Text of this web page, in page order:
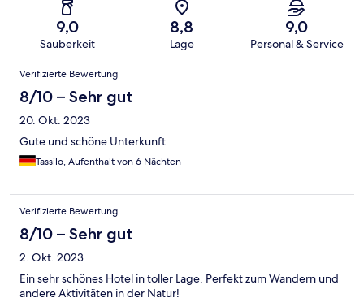
9,0
Sauberkeit
8,8
Lage
9,0
Personal & Service
Bewertungen
Verifizierte Bewertung
8/10 – Sehr gut
20. Okt. 2023
Gute und schöne Unterkunft
Tassilo, Aufenthalt von 6 Nächten
Verifizierte Bewertung
8/10 – Sehr gut
2. Okt. 2023
Ein sehr schönes Hotel in toller Lage. Perfekt zum Wandern und
andere Aktivitäten in der Natur!